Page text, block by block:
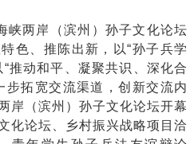
峡两岸（滨州）孙子文化论坛
色、推陈出新，以“孙子兵学
推动和平、凝聚共识、深化合
步拓宽交流渠道，创新交流内
岸（滨州）孙子文化论坛开幕
化论坛、乡村振兴战略项目洽